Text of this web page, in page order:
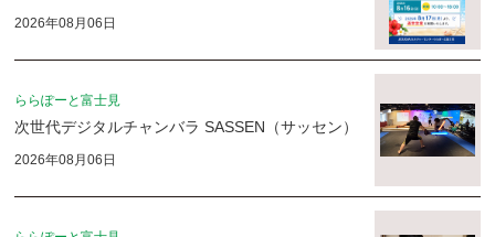
2026年08月06日
ららぽーと富士見
次世代デジタルチャンバラ SASSEN（サッセン）
2026年08月06日